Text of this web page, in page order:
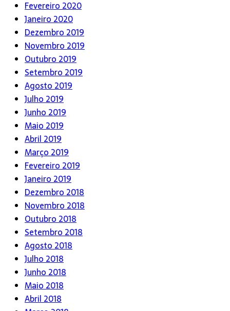
Fevereiro 2020
Janeiro 2020
Dezembro 2019
Novembro 2019
Outubro 2019
Setembro 2019
Agosto 2019
Julho 2019
Junho 2019
Maio 2019
Abril 2019
Março 2019
Fevereiro 2019
Janeiro 2019
Dezembro 2018
Novembro 2018
Outubro 2018
Setembro 2018
Agosto 2018
Julho 2018
Junho 2018
Maio 2018
Abril 2018